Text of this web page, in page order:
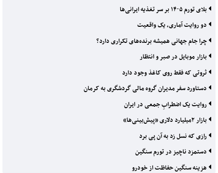
بلای تورم ۱۴۰۵ بر سر تغذیه ایرانی‌ها
دو روایت آماری، یک واقعیت
چرا جام جهانی همیشه برنده‌های تکراری دارد؟
بازار موبایل در صبر و انتظار
ثروتی که فقط روی کاغذ وجود دارد
دستاورد سفر مدیران گروه مالی گردشگری به کرمان
روایت یک اضطرابِ جمعی در ایران
بازار ۲‌میلیارد دلاری «پیش‌بینی‌ها»
رازی که نسل زد به آن پی برد
دستمزد ناچیز در تورم سنگین
هزینه سنگین حفاظت از خودرو